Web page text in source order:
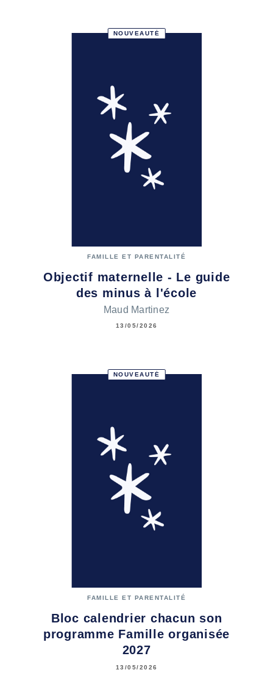
NOUVEAUTÉ
FAMILLE ET PARENTALITÉ
Objectif maternelle - Le guide
des minus à l'école
Maud Martinez
13/05/2026
NOUVEAUTÉ
FAMILLE ET PARENTALITÉ
Bloc calendrier chacun son
programme Famille organisée
2027
13/05/2026